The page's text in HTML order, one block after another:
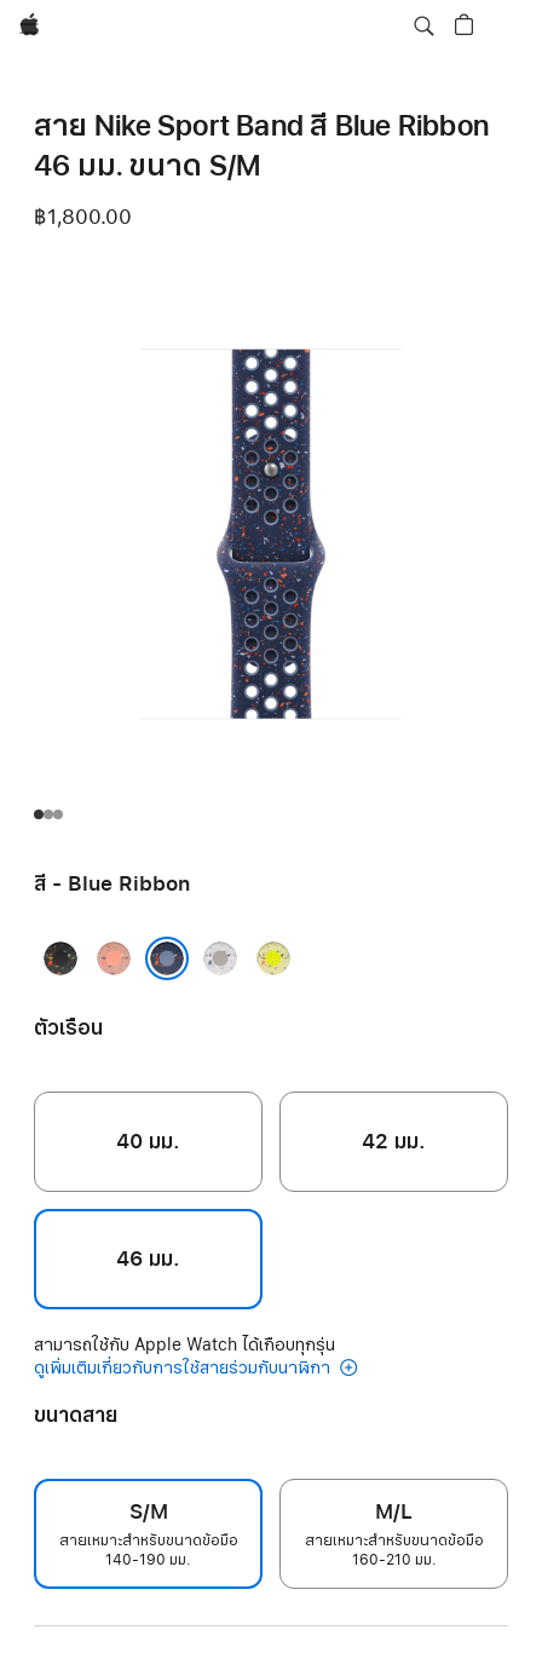
Apple
สาย Nike Sport Band สี Blue Ribbon
46 มม. ขนาด S/M
฿1,800.00
สี - Blue Ribbon
Midnight
Black
Alpenglow
PinkBlue Ribbon
Veiled
Grey
Volt
Splash
ตัวเรือน
40 มม. 42 มม.
46 มม.
สามารถใช้กับ Apple Watch ได้เกือบทุกรุ่น
ดูเพิ่มเติมเกี่ยวกับการใช้สายร่วมกับนาฬิกา
ขนาดสาย
S/M
สายเหมาะสำหรับขนาดข้อมือ
140-190 มม.
M/L
สายเหมาะสำหรับขนาดข้อมือ
160-210 มม.